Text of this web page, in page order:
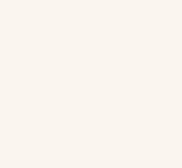
قرية أشيقر التراثية ..